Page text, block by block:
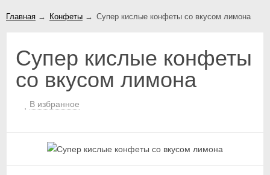
Главная → Конфеты → Супер кислые конфеты со вкусом лимона
Супер кислые конфеты
со вкусом лимона
В избранное